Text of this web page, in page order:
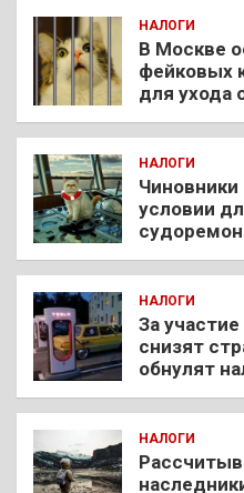
НАЛОГИ
В Москве
фейковых
для ухода
НАЛОГИ
условии
НАЛОГИ
За
снизят
обнулят
НАЛОГИ